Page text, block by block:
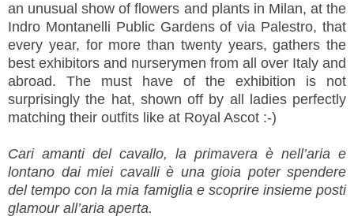
an unusual show of flowers and plants in Milan, at the
Indro Montanelli Public Gardens of via Palestro, that
every year, for more than twenty years, gathers the
best exhibitors and nurserymen from all over Italy and
abroad. The must have of the exhibition is not
surprisingly the hat, shown off by all ladies perfectly
matching their outfits like at Royal Ascot :-)
Cari amanti del cavallo, la primavera è nell’aria e
lontano dai miei cavalli è una gioia poter spendere
del tempo con la mia famiglia e scoprire insieme posti
glamour all’aria aperta.